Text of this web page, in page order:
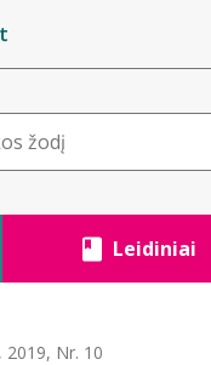
Leidiniai
Nr. 10